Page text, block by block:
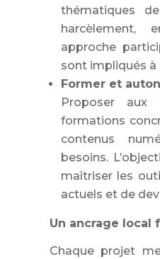
thématiques
harcèlement,
approche
sont impliqués à
Former et
Proposer aux
formations
contenus
besoins.
maîtriser les
actuels et de
Un ancrage local
Chaque projet